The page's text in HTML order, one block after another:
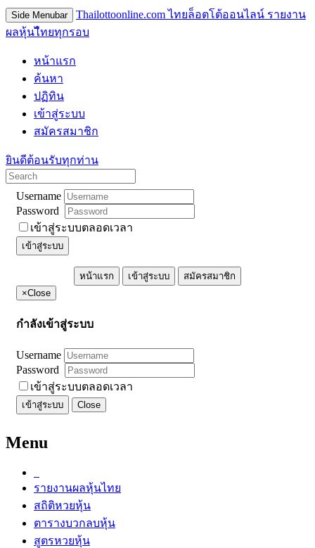
Side Menubar
Thailottoonline.com ไทยล็อตโต้ออนไลน์ รายงาน
ผลหุ้นไืทยทุกรอบ
หน้าแรก
ค้นหา
ปฏิทิน
เข้าสู่ระบบ
สมัครสมาชิก
ยินดีต้อนรับทุกท่าน
Username
Password
เข้าสู่ระบบตลอดเวลา
เข้าสู่ระบบ
หน้าแรก เข้าสู่ระบบ
สมัครสมาชิก
×Close
กำลังเข้าสู่ระบบ
Username
Password
เข้าสู่ระบบตลอดเวลา
เข้าสู่ระบบ Close
Menu
รายงานผลหุ้นไทย
สถิติหวยหุ้น
ตารางบวกลบหุ้น
สูตรหวยหุ้น